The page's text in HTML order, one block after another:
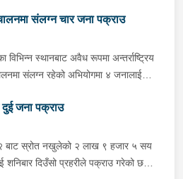
गम्भीर घाइते भएको भन्ने खबर प्राप्त
खटिएको प्रहरीले निर बहादुरलाई पक्राउ
गोपालको स्वास्थ्य चौकी नुनथलामा
मृत्यु भएको हो । यस सम्बन्धमा प्रहरीले
संलग्न चार जना पक्राउ
विभिन्न स्थानबाट अवैध रूपमा अन्तर्राष्ट्रिय
संलग्न रहेको अभियोगमा ४ जनालाई
घर भएका २२ को वर्षीय प्रोशेस गुरूङ,
बस्ने शंखरापुर नगरपालिका-१ घर
सूर्यविनायक नगरपालिका-४ डेरा गरी
जेनित झुकाल र भक्तपुर सूर्यविनायक
जना पक्राउ
२ बाट स्रोत नखुलेको २ लाख ९ हजार ५ सय
दिउँसो प्रहरीले पक्राउ गरेको छ ।